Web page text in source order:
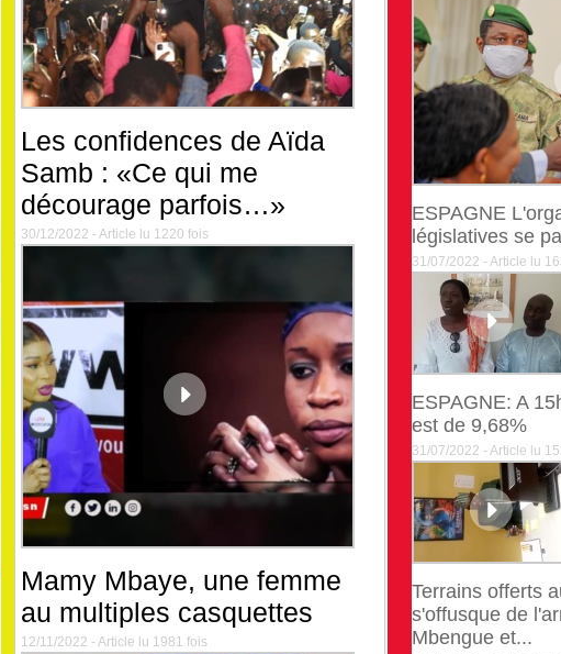
Les confidences de Aïda
Samb : «Ce qui me
décourage parfois…»
30/12/2022 - Article lu 1220 fois
Mamy Mbaye, une femme
au multiples casquettes
12/11/2022 - Article lu 1981 fois
ESPAGNE
législatives se
31/07/2022 - Article lu
ESPAGNE: A
est de 9,68%
31/07/2022 - Article lu
Terrains offerts
s'offusque de
Mbengue et...